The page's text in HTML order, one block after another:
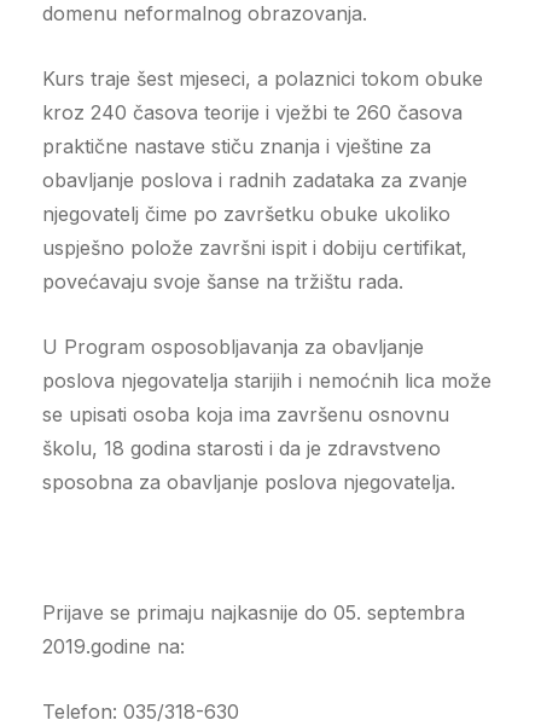
domenu neformalnog obrazovanja.
Kurs traje šest mjeseci, a polaznici tokom obuke
kroz 240 časova teorije i vježbi te 260 časova
praktične nastave stiču znanja i vještine za
obavljanje poslova i radnih zadataka za zvanje
njegovatelj čime po završetku obuke ukoliko
uspješno polože završni ispit i dobiju certifikat,
povećavaju svoje šanse na tržištu rada.
U Program osposobljavanja za obavljanje
poslova njegovatelja starijih i nemoćnih lica može
se upisati osoba koja ima završenu osnovnu
školu, 18 godina starosti i da je zdravstveno
sposobna za obavljanje poslova njegovatelja.
Prijave se primaju najkasnije do 05. septembra
2019.godine na:
Telefon: 035/318-630